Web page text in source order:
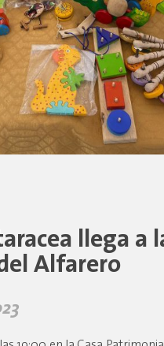
llega a
Alfarero